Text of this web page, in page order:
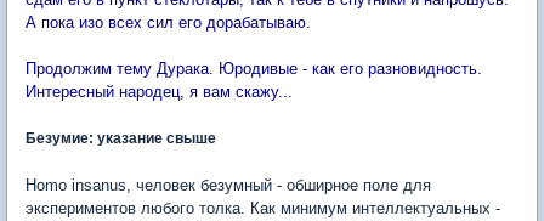
А пока изо всех сил его дорабатываю.
Продолжим тему Дурака. Юродивые - как его разновидность.
Интересный народец, я вам скажу...
Безумие: указание свыше
Homo insanus, человек безумный - обширное поле для
экспериментов любого толка. Как минимум интеллектуальных -